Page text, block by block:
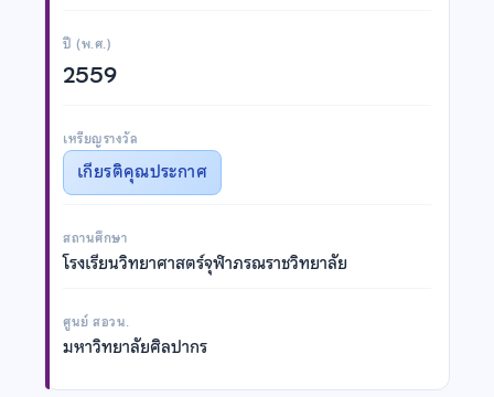
ปี (พ.ศ.)
2559
เหรียญรางวัล
เกียรติคุณประกาศ
สถานศึกษา
โรงเรียนวิทยาศาสตร์จุฬาภรณราชวิทยาลัย
ศูนย์ สอวน.
มหาวิทยาลัยศิลปากร